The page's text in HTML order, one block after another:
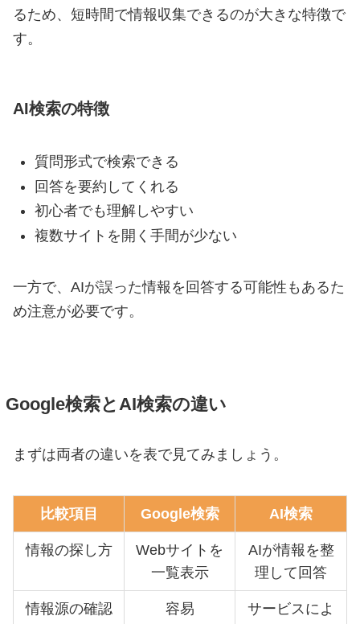
るため、短時間で情報収集できるのが大きな特徴で
す。
AI検索の特徴
質問形式で検索できる
回答を要約してくれる
初心者でも理解しやすい
複数サイトを開く手間が少ない
一方で、AIが誤った情報を回答する可能性もあるた
め注意が必要です。
Google検索とAI検索の違い
まずは両者の違いを表で見てみましょう。
比較項目 Google検索 AI検索
情報の探し方
Webサイトを
一覧表示
AIが情報を整
理して回答
情報源の確認 容易
サービスによ